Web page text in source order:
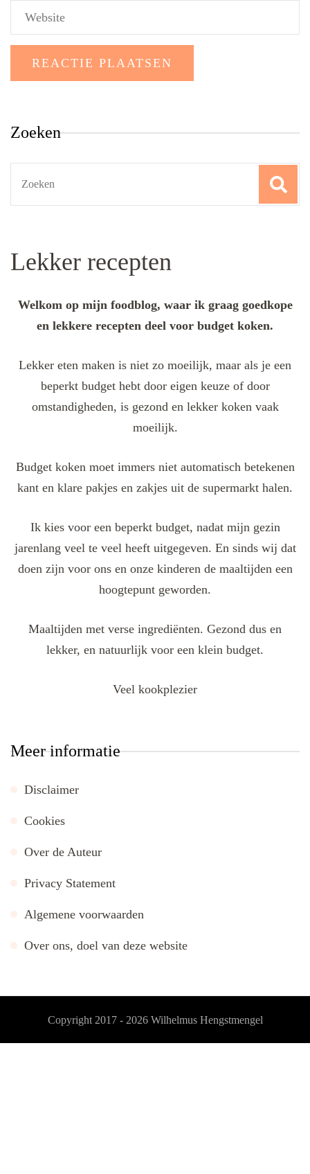
Zoeken
Lekker recepten
Welkom op mijn foodblog, waar ik graag goedkope
en lekkere recepten deel voor budget koken.
Lekker eten maken is niet zo moeilijk, maar als je een
beperkt budget hebt door eigen keuze of door
omstandigheden, is gezond en lekker koken vaak
moeilijk.
Budget koken moet immers niet automatisch betekenen
kant en klare pakjes en zakjes uit de supermarkt halen.
Ik kies voor een beperkt budget, nadat mijn gezin
jarenlang veel te veel heeft uitgegeven. En sinds wij dat
doen zijn voor ons en onze kinderen de maaltijden een
hoogtepunt geworden.
Maaltijden met verse ingrediënten. Gezond dus en
lekker, en natuurlijk voor een klein budget.
Veel kookplezier
Meer informatie
Disclaimer
Cookies
Over de Auteur
Privacy Statement
Algemene voorwaarden
Over ons, doel van deze website
Copyright 2017 - 2026 Wilhelmus Hengstmengel